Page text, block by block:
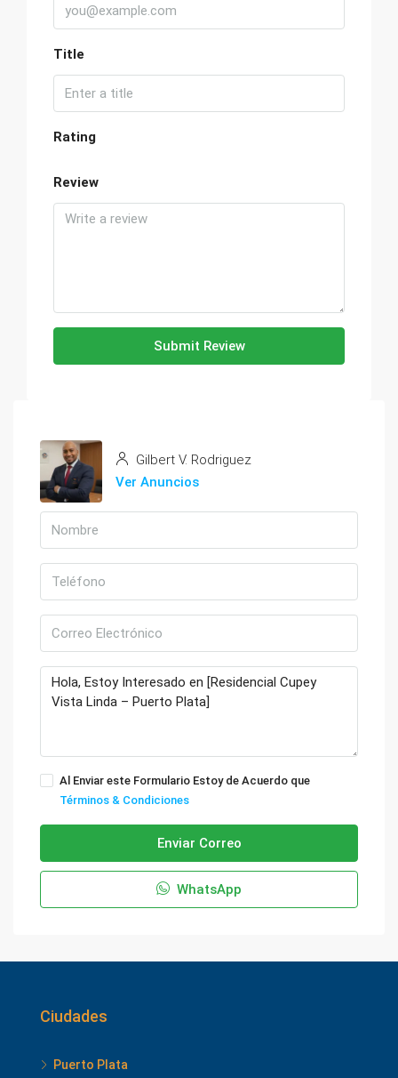
Title
Rating
Review
Submit Review
Gilbert V. Rodriguez
Ver Anuncios
Al Enviar este Formulario Estoy de Acuerdo que
Términos & Condiciones
Enviar Correo
WhatsApp
Ciudades
Puerto Plata